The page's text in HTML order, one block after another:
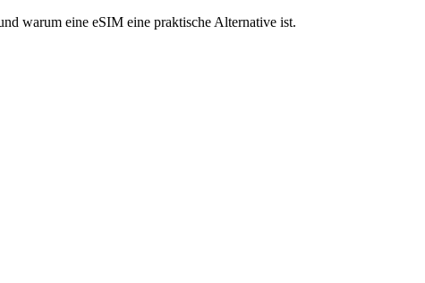
warum eine eSIM eine praktische Alternative ist.